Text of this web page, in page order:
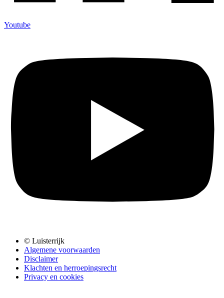
Youtube
© Luisterrijk
Algemene voorwaarden
Disclaimer
Klachten en herroepingsrecht
Privacy en cookies